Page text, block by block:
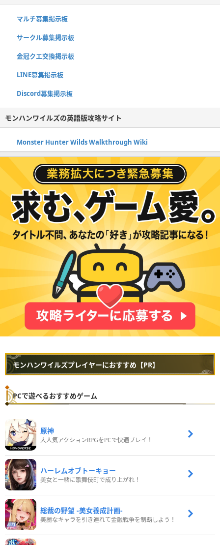
マルチ募集掲示板
サークル募集掲示板
金冠クエ交換掲示板
LINE募集掲示板
Discord募集掲示板
モンハンワイルズの英語版攻略サイト
Monster Hunter Wilds Walkthrough Wiki
モンハンワイルズプレイヤーにおすすめ【PR】
PCで遊べるおすすめゲーム
原神
大人気アクションRPGをPCで快適プレイ！
ハーレムオブトーキョー
美女と一緒に歌舞伎町で成り上がれ！
総裁の野望 -美女養成計画-
美麗なキャラを引き連れて金融戦争を制覇しよう！